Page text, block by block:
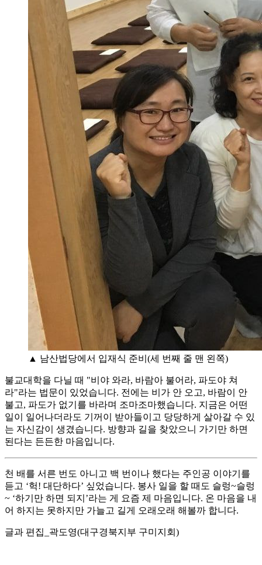
▲ 남산법당에서 입재식 준비(세 번째 줄 맨 왼쪽)
불교대학을 다닐 때 "비야 와라, 바람아 불어라, 파도야 쳐
라"라는 법문이 있었습니다. 전에는 비가 안 오고, 바람이 안
불고, 파도가 없기를 바라며 조마조마했습니다. 지금은 어떤
일이 일어나더라도 기꺼이 받아들이고 당당하게 살아갈 수 있
는 자신감이 생겼습니다. 방향과 길을 찾았으니 가기만 하면
된다는 든든한 마음입니다.
천 배를 서른 번도 아니고 백 번이나 했다는 주인공 이야기를
듣고 ‘헉! 대단하다’ 싶었습니다. 봉사 일을 할 때도 슬렁~슬렁
~ ‘하기만 하면 되지’라는 게 요즘 제 마음입니다. 온 마음을 내
어 하지는 못하지만 가늘고 길게 오래오래 해볼까 합니다.
글과 편집_곽도영(대구경북지부 구미지회)